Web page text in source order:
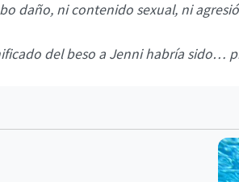
daño, ni contenido sexual, ni
del beso a Jenni habría sido…